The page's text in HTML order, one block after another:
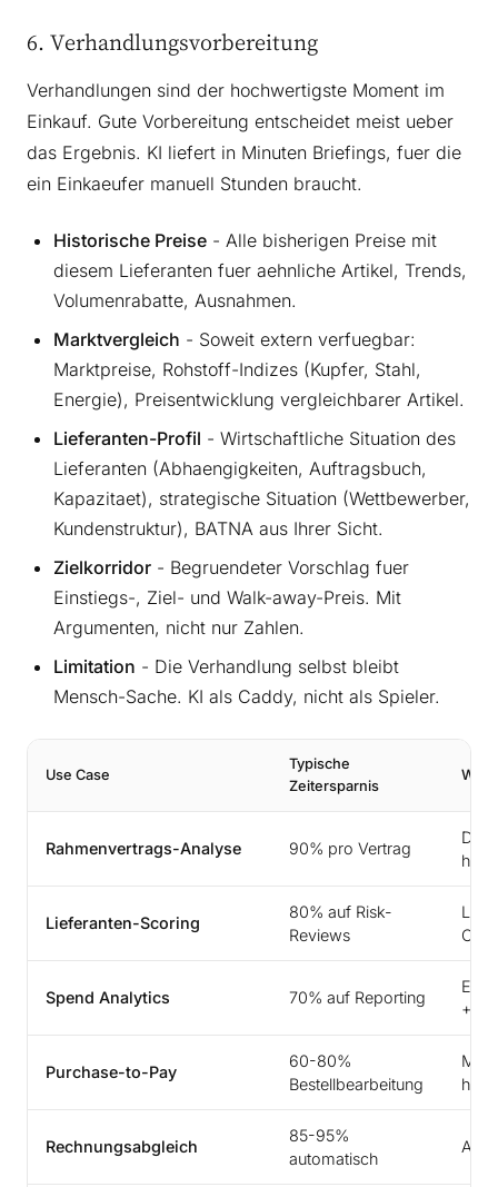
6. Verhandlungsvorbereitung
Verhandlungen sind der hochwertigste Moment im
Einkauf. Gute Vorbereitung entscheidet meist ueber
das Ergebnis. KI liefert in Minuten Briefings, fuer die
ein Einkaeufer manuell Stunden braucht.
Historische Preise - Alle bisherigen Preise mit
diesem Lieferanten fuer aehnliche Artikel, Trends,
Volumenrabatte, Ausnahmen.
Marktvergleich - Soweit extern verfuegbar:
Marktpreise, Rohstoff-Indizes (Kupfer, Stahl,
Energie), Preisentwicklung vergleichbarer Artikel.
Lieferanten-Profil - Wirtschaftliche Situation des
Lieferanten (Abhaengigkeiten, Auftragsbuch,
Kapazitaet), strategische Situation (Wettbewerber,
Kundenstruktur), BATNA aus Ihrer Sicht.
Zielkorridor - Begruendeter Vorschlag fuer
Einstiegs-, Ziel- und Walk-away-Preis. Mit
Argumenten, nicht nur Zahlen.
Limitation - Die Verhandlung selbst bleibt
Mensch-Sache. KI als Caddy, nicht als Spieler.
Use Case
Typische
Zeitersparnis
Rahmenvertrags-Analyse 90% pro Vertrag
Lieferanten-Scoring
80% auf Risk-
Reviews
Spend Analytics 70% auf Reporting
+2-
Purchase-to-Pay
60-80%
Bestellbearbeitung
Rechnungsabgleich
85-95%
automatisch